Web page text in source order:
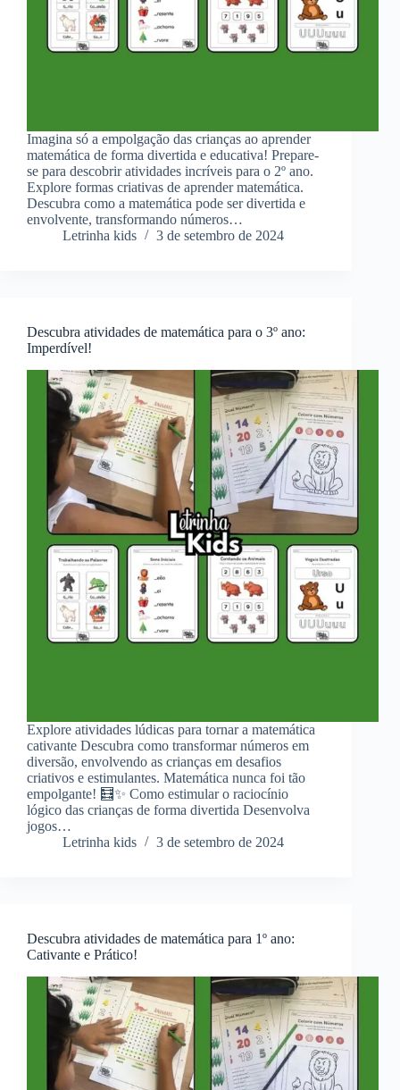
Imagina só a empolgação das crianças ao aprender
matemática de forma divertida e educativa! Prepare-
se para descobrir atividades incríveis para o 2º ano.
Explore formas criativas de aprender matemática.
Descubra como a matemática pode ser divertida e
envolvente, transformando números…
Letrinha kids
3 de setembro de 2024
Descubra atividades de matemática para o 3º ano:
Imperdível!
Explore atividades lúdicas para tornar a matemática
cativante Descubra como transformar números em
diversão, envolvendo as crianças em desafios
criativos e estimulantes. Matemática nunca foi tão
empolgante! 🧮✨ Como estimular o raciocínio
lógico das crianças de forma divertida Desenvolva
jogos…
Letrinha kids
3 de setembro de 2024
Descubra atividades de matemática para 1º ano:
Cativante e Prático!